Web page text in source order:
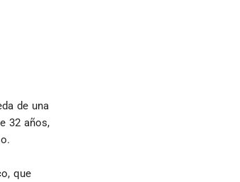
de una
32 años,
que